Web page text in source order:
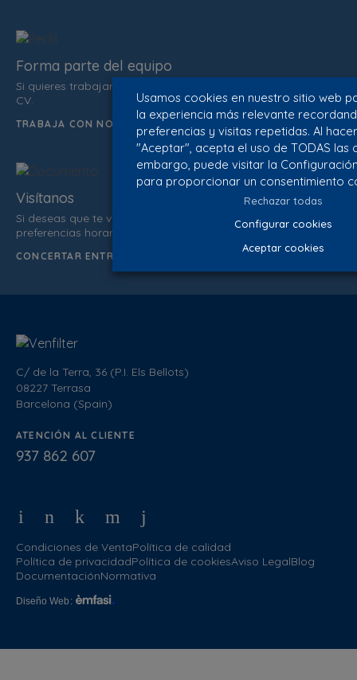
C/ de la Terra, 36 (P.I. Els Bellots)
08227 Terrasa
Barcelona (Spain)
ATENCIÓN AL CLIENTE
937 862 607
Condiciones de VentaPolítica de calidad
Política de privacidadPolítica de cookiesAviso LegalBlog
DocumentaciónNormativa
Diseño Web :
Forma parte del equipo
Si quieres trabajar con nosotros no dudes en enviarnos tu
CV.
TRABAJA CON NOSOTROS
Visítanos
Si deseas que te visitemos, infórmanos de tus datos y
preferencias horarias.
CONCERTAR ENTREVISTA
Usamos cookies en nuestro sitio web
la experiencia más relevante
preferencias y visitas repetidas. Al
"Aceptar", acepta el uso de TODAS las
embargo, puede visitar la
para proporcionar un consentimiento
Rechazar todas
Configurar cookies
Aceptar cookies